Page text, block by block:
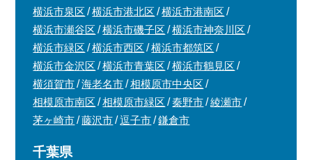
横浜市泉区
横浜市港北区
横浜市港南区
横浜市瀬谷区
横浜市磯子区
横浜市神奈川区
横浜市緑区
横浜市西区
横浜市都筑区
横浜市金沢区
横浜市青葉区
横浜市鶴見区
横須賀市
海老名市
相模原市中央区
相模原市南区
相模原市緑区 秦野市
綾瀬市
茅ヶ崎市
藤沢市 逗子市 鎌倉市
千葉県